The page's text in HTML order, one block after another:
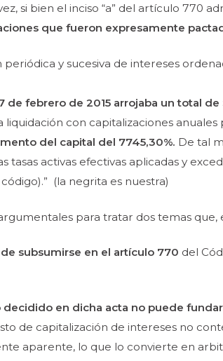
si bien el inciso “a” del artículo 770
que fueron expresamente
periódica y sucesiva de intereses
de febrero de 2015 arrojaba un total de
liquidación con capitalizaciones anuales
del capital del 7745,30%. De tal
tasas activas efectivas aplicadas y
código).” (la negrita es nuestra)
para tratar dos temas
subsumirse en el artículo 770 del
en dicha acta no puede
de capitalización de intereses no
aparente, lo que lo convierte en